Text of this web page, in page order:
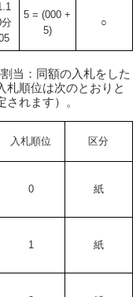
5 = (000 +
5)
○
当：同額の入札をした
札順位は次のとおりと
れます）。
入札順位 区分
0 紙
1 紙